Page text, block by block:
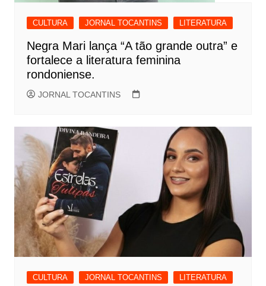
CULTURA JORNAL TOCANTINS LITERATURA
Negra Mari lança “A tão grande outra” e
fortalece a literatura feminina
rondoniense.
JORNAL TOCANTINS
CULTURA JORNAL TOCANTINS LITERATURA